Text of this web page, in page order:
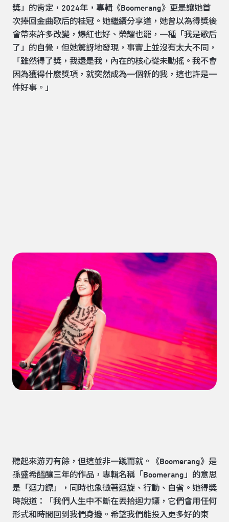
獎」的肯定，2024年，專輯《Boomerang》更是讓她首
次捧回金曲歌后的桂冠。她繼續分享道，她曾以為得獎後
會帶來許多改變，爆紅也好、榮耀也罷，一種「我是歌后
了」的自覺，但她驚訝地發現，事實上並沒有太大不同，
「雖然得了獎，我還是我，內在的核心從未動搖。我不會
因為獲得什麼獎項，就突然成為一個新的我，這也許是一
件好事。」
聽起來游刃有餘，但這並非一蹴而就。《Boomerang》是
孫盛希醞釀三年的作品，專輯名稱「Boomerang」的意思
是「迴力鏢」，同時也象徵著迴旋、行動、自省。她得獎
時說道：「我們人生中不斷在丟拾迴力鏢，它們會用任何
形式和時間回到我們身邊。希望我們能投入更多好的東